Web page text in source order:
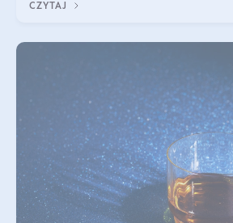
CZYTAJ